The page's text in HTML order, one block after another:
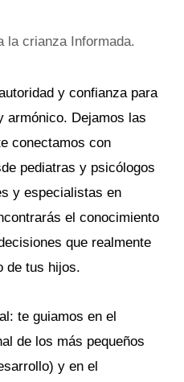
la crianza Informada.
y confianza para
armónico. Dejamos las
conectamos con
pediatras y psicólogos
y especialistas en
el conocimiento
que realmente
de tus hijos.
te guiamos en el
de los más pequeños
y en el